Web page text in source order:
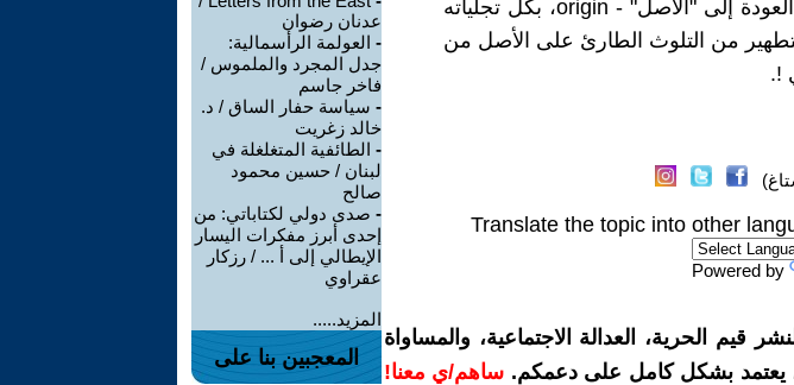
الدين عند الأصولية تنبثق أساسًا من فكرة العودة إلى "الأصل" - origin، بكل تجلياته
من التلوث الطارئ على الأصل من
!.
Translate the topic into other
Powered by
الحرية، العدالة الاجتماعية، والمساواة
يعتمد بشكل كامل على دعمكم. ساهم/ي معنا!
عدنان رضوان
- العولمة الرأسمالية:
جدل المجرد والملموس /
فاخر جاسم
- سياسة حفار الساق / د.
خالد زغريت
- الطائفية المتغلغلة في
لبنان / حسين محمود
صالح
- صدى دولي لكتاباتي: من
إحدى أبرز مفكرات اليسار
الإيطالي إلى أ ... / رزكار
عقراوي
المزيد.....
المعجبين بنا على